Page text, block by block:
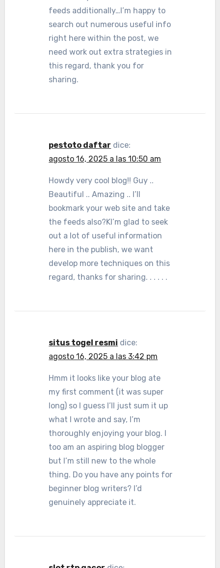
feeds additionally…I’m happy to
search out numerous useful info
right here within the post, we
need work out extra strategies in
this regard, thank you for
sharing.
pestoto daftar dice:
agosto 16, 2025 a las 10:50 am
Howdy very cool blog!! Guy ..
Beautiful .. Amazing .. I’ll
bookmark your web site and take
the feeds also?KI’m glad to seek
out a lot of useful information
here in the publish, we want
develop more techniques on this
regard, thanks for sharing. . . . . .
situs togel resmi dice:
agosto 16, 2025 a las 3:42 pm
Hmm it looks like your blog ate
my first comment (it was super
long) so I guess I’ll just sum it up
what I wrote and say, I’m
thoroughly enjoying your blog. I
too am an aspiring blog blogger
but I’m still new to the whole
thing. Do you have any points for
beginner blog writers? I’d
genuinely appreciate it.